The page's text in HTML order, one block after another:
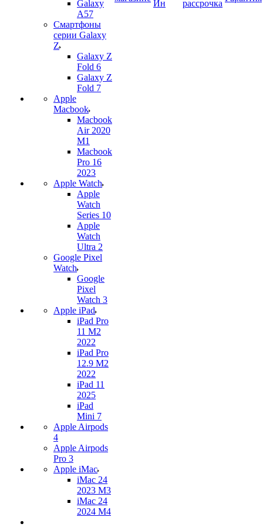
Galaxy
A57
Смартфоны
серии Galaxy
Z
Galaxy Z
Fold 6
Galaxy Z
Fold 7
Apple
Macbook
Macbook
Air 2020
M1
Macbook
Pro 16
2023
Apple Watch
Apple
Watch
Series 10
Apple
Watch
Ultra 2
Google Pixel
Watch
Google
Pixel
Watch 3
Apple iPad
iPad Pro
11 M2
2022
iPad Pro
12.9 M2
2022
iPad 11
2025
iPad
Mini 7
Apple Airpods
4
Apple Airpods
Pro 3
Apple iMac
iMac 24
2023 M3
iMac 24
2024 M4
Ин
рассрочка